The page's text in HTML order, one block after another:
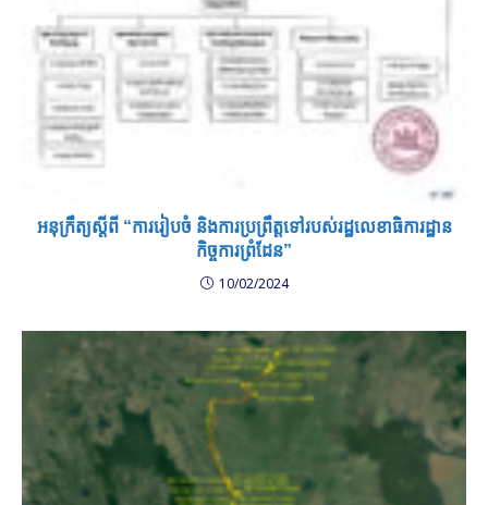
អនុក្រឹត្យស្តីពី “ការរៀបចំ និងការប្រព្រឹត្តទៅរបស់រដ្ឋលេខាធិការដ្ឋាន
កិច្ចការព្រំដែន”
10/02/2024